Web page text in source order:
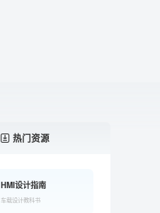
热门资源
HMI设计指南
车载设计教科书